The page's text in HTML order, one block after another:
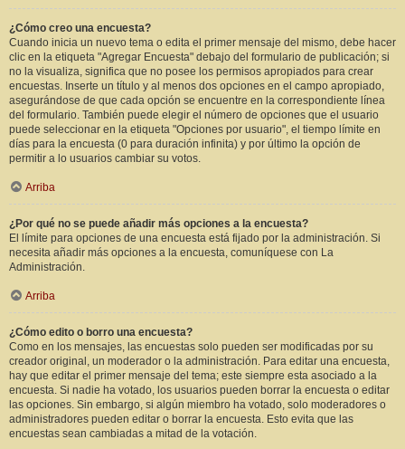
¿Cómo creo una encuesta?
Cuando inicia un nuevo tema o edita el primer mensaje del mismo, debe hacer
clic en la etiqueta "Agregar Encuesta" debajo del formulario de publicación; si
no la visualiza, significa que no posee los permisos apropiados para crear
encuestas. Inserte un título y al menos dos opciones en el campo apropiado,
asegurándose de que cada opción se encuentre en la correspondiente línea
del formulario. También puede elegir el número de opciones que el usuario
puede seleccionar en la etiqueta "Opciones por usuario", el tiempo límite en
días para la encuesta (0 para duración infinita) y por último la opción de
permitir a lo usuarios cambiar su votos.
Arriba
¿Por qué no se puede añadir más opciones a la encuesta?
El límite para opciones de una encuesta está fijado por la administración. Si
necesita añadir más opciones a la encuesta, comuníquese con La
Administración.
Arriba
¿Cómo edito o borro una encuesta?
Como en los mensajes, las encuestas solo pueden ser modificadas por su
creador original, un moderador o la administración. Para editar una encuesta,
hay que editar el primer mensaje del tema; este siempre esta asociado a la
encuesta. Si nadie ha votado, los usuarios pueden borrar la encuesta o editar
las opciones. Sin embargo, si algún miembro ha votado, solo moderadores o
administradores pueden editar o borrar la encuesta. Esto evita que las
encuestas sean cambiadas a mitad de la votación.